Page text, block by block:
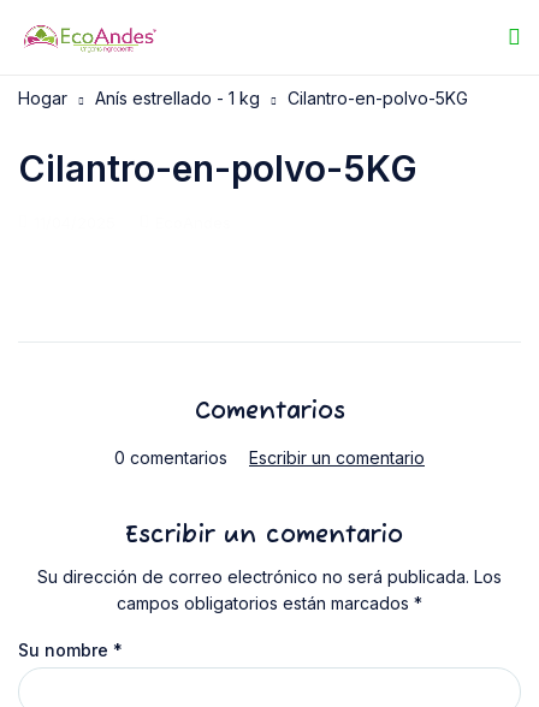
Hogar Anís estrellado - 1 kg Cilantro-en-polvo-5KG
Cilantro-en-polvo-5KG
Comentarios
0 comentarios Escribir un comentario
Escribir un comentario
Su dirección de correo electrónico no será publicada. Los
campos obligatorios están marcados *
Su nombre *